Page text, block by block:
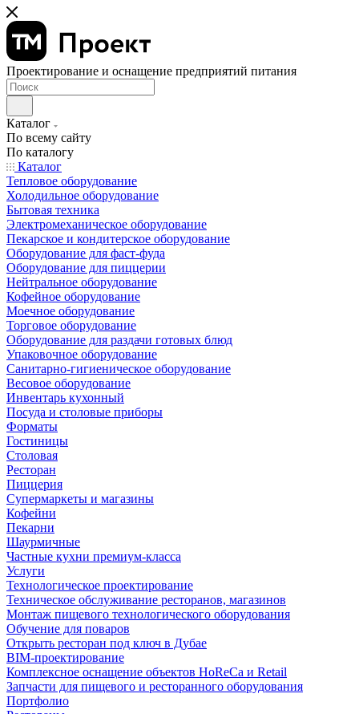
Проектирование и оснащение предприятий питания
Каталог
По всему сайту
По каталогу
Каталог
Тепловое оборудование
Холодильное оборудование
Бытовая техника
Электромеханическое оборудование
Пекарское и кондитерское оборудование
Оборудование для фаст-фуда
Оборудование для пиццерии
Нейтральное оборудование
Кофейное оборудование
Моечное оборудование
Торговое оборудование
Оборудование для раздачи готовых блюд
Упаковочное оборудование
Санитарно-гигиеническое оборудование
Весовое оборудование
Инвентарь кухонный
Посуда и столовые приборы
Форматы
Гостиницы
Столовая
Ресторан
Пиццерия
Супермаркеты и магазины
Кофейни
Пекарни
Шаурмичные
Частные кухни премиум-класса
Услуги
Технологическое проектирование
Техническое обслуживание ресторанов, магазинов
Монтаж пищевого технологического оборудования
Обучение для поваров
Открыть ресторан под ключ в Дубае
BIM-проектирование
Комплексное оснащение объектов HoReCa и Retail
Запчасти для пищевого и ресторанного оборудования
Портфолио